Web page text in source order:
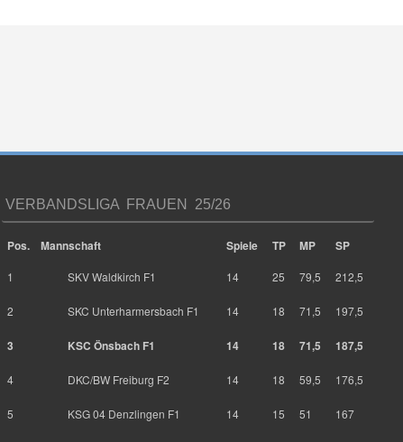
VERBANDSLIGA FRAUEN 25/26
Pos. Mannschaft Spiele TP MP SP
1 SKV Waldkirch F1 14 25 79,5 212,5
2 SKC Unterharmersbach F1 14 18 71,5 197,5
3 KSC Önsbach F1 14 18 71,5 187,5
4 DKC/BW Freiburg F2 14 18 59,5 176,5
5 KSG 04 Denzlingen F1 14 15 51 167